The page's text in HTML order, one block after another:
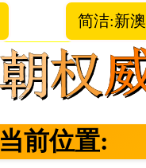
简洁:新澳
当前位置: